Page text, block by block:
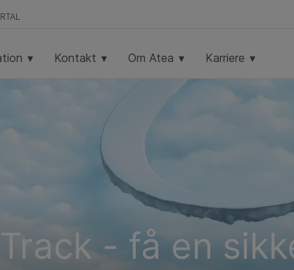
Kontakt Om Atea Karriere
- få en